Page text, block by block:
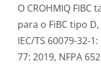
O CROHMIQ
para o FiBC tipo
IEC/TS 60079-32-
77: 2019, NFPA